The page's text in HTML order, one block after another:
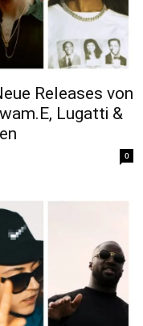
Releases von
Lugatti &
0